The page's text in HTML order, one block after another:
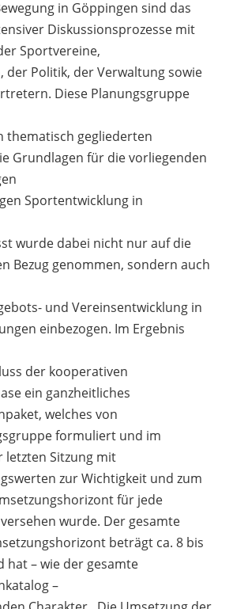
egung in Göppingen sind das
Diskussionsprozesse mit
Sportvereine,
der Politik, der Verwaltung sowie
Diese Planungsgruppe
thematisch gegliederten
Grundlagen für die vorliegenden
Sportentwicklung in
wurde dabei nicht nur auf die
Bezug genommen, sondern auch
und Vereinsentwicklung in
einbezogen. Im Ergebnis
der kooperativen
ein ganzheitliches
welches von
formuliert und im
letzten Sitzung mit
zur Wichtigkeit und zum
für jede
wurde. Der gesamte
beträgt ca. 8 bis
hat – wie der gesamte
–